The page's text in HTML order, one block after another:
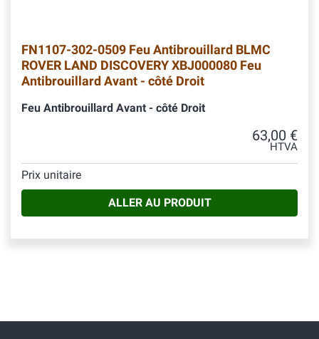
FN1107-302-0509 Feu Antibrouillard BLMC
ROVER LAND DISCOVERY XBJ000080 Feu
Antibrouillard Avant - côté Droit
Feu Antibrouillard Avant - côté Droit
63,00 €
HTVA
Prix unitaire
ALLER AU PRODUIT